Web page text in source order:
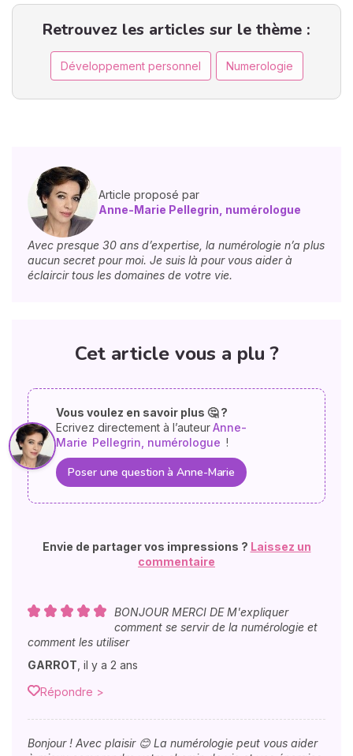
Retrouvez les articles sur le thème :
Développement personnel Numerologie
Article proposé par
Anne-Marie Pellegrin, numérologue
Avec presque 30 ans d’expertise, la numérologie n’a plus
aucun secret pour moi. Je suis là pour vous aider à
éclaircir tous les domaines de votre vie.
Cet article vous a plu ?
Vous voulez en savoir plus 🤔 ?
Ecrivez directement à l’auteurAnne-
Marie Pellegrin, numérologue !
Poser une question à Anne-Marie
Envie de partager vos impressions ? Laissez un
commentaire
BONJOUR MERCI DE M'expliquer
comment se servir de la numérologie et
comment les utiliser
GARROT, il y a 2 ans
Répondre >
Bonjour ! Avec plaisir 😊 La numérologie peut vous aider